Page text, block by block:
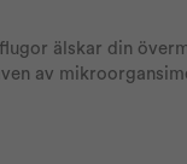
älskar din
av